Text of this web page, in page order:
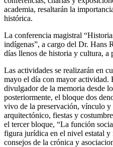
academia, resaltarán la
histórica.
La conferencia magistral
indígenas”, a cargo del Dr. Hans
días llenos de historia y cultura, a
Las actividades se realizarán en
mayo el día con mayor actividad.
divulgador de la memoria desde
posteriormente, el bloque dos
vivo de la preservación, vínculo
arquitectónico, fiestas y
el tercer bloque, “La función
figura jurídica en el nivel estatal
consejos de la crónica y